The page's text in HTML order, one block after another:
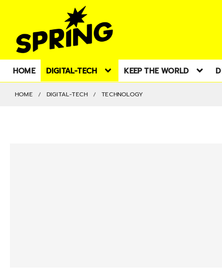
HOME DIGITAL-TECH KEEP THE WORLD
HOME DIGITAL-TECH TECHNOLOGY